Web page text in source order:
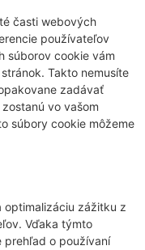
časti webových
používateľov
súborov cookie vám
Takto nemusíte
zadávať
vo vašom
súbory cookie môžeme
optimalizáciu zážitku z
Vďaka týmto
prehľad o používaní